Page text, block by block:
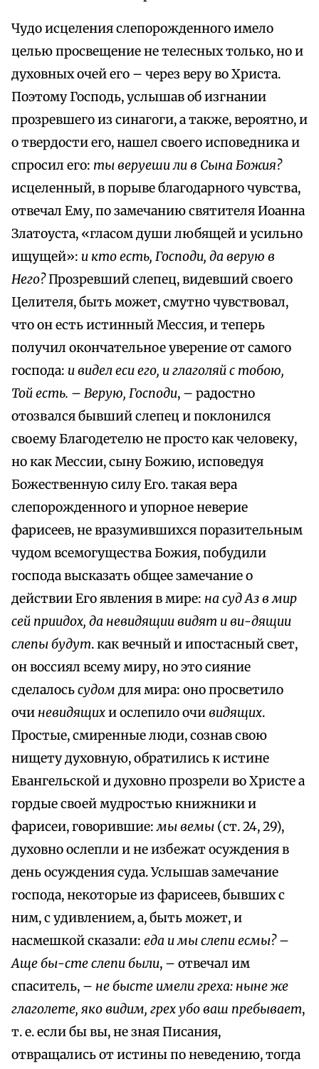
Чудо исцеления слепорожденного имело
целью просвещение не телесных только, но и
духовных очей его – через веру во Христа.
Поэтому Господь, услышав oб изгнании
прозревшего из синагоги, а также, вероятно, и
о твердости его, нашел своего исповедника и
спросил его: ты веруеши ли в Сына Божия?
исцеленный, в порыве благодарного чувства,
отвечал Ему, по замечанию святителя Иоанна
Златоуста, «гласом души любящей и усильно
ищущей»: и кто есть, Господи, да верую в
Него?Прозревший слепец, видевший своего
Целителя, быть может, смутно чувствовал,
что он есть истинный Мессия, и теперь
получил окончательное yверение от самого
господа: и видел еси его, и глаголяй с тобою,
Той есть. – Верую, Господи, – радостно
отозвался бывший слепец и поклонился
своему Благодетелю не просто как человеку,
но как Мессии, сыну Божию, исповедуя
Божественную силу Его. такая вера
слепорожденного и упорное неверие
фарисеев, не вразумившихся поразительным
чудом всемогущества Божия, побудили
господа высказать общее замечание о
действии Его явления в мире: на cуд Аз в мир
сей приидох, да невидящии видят и ви-дящии
слепы будут. как вечный и ипостасный свет,
он воссиял всему миру, но это сияние
сделалосьсудом для мира: оно просветило
очи невидящихи ослепило очивидящих.
Простые, смиренные люди, сознав свою
нищету дyxoвную, обратились к истине
Евангельской и духовно прозрели во Христе а
гордые своей мудростью книжники и
фарисеи, говорившие:мы вемы (ст. 24, 29),
духовно ослепли и не избежат осуждения в
день осуждения суда. Услышав замечание
господа, некоторые из фарисеев, бывших с
ним, с удивлением, а, быть может, и
насмешкой сказали: еда и мы слепи есмы?–
Аще бы-сте слепи были, – отвечал им
спаситель, – не бысте имели греха: ныне же
глаголете, яко видим, грех убо ваш пребывает,
т. е. если бы вы, не зная Писания,
отвращались от истины по неведению, тогда